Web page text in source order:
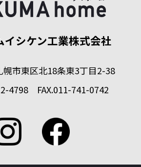
イシケン工業株式会社
市東区北18条東3丁目2-38
4798 FAX.011-741-0742